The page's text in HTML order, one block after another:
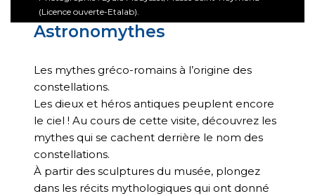
encore et encore de retrouver la perfection
de l’original. Celle-ci, qui est sortie des mains
ans après Myron, reste la seule copie
retrouvée en Gaule. Ah oui, un dernier truc : le
Discobole a tellement marqué la mémoire
collective qu’on en trouve encore des traces
aujourd’hui, même dans Astérix. Dans les
Lauriers de César
dessiner un esclave un poil vaniteux qui prend
exactement la même pose. Enfin pas
(Licence ouverte-Etalab).
Astronomythes
Les mythes gréco-romains à l’origine des
constellations.
Les dieux et héros antiques peuplent encore
le ciel ! Au cours de cette visite, découvrez les
mythes qui se cachent derrière le nom des
constellations.
À partir des sculptures du musée, plongez
dans les récits mythologiques qui ont donné